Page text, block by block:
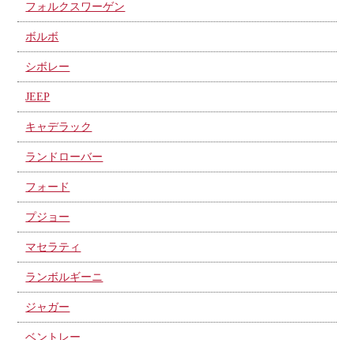
フォルクスワーゲン
ボルボ
シボレー
JEEP
キャデラック
ランドローバー
フォード
プジョー
マセラティ
ランボルギーニ
ジャガー
ベントレー